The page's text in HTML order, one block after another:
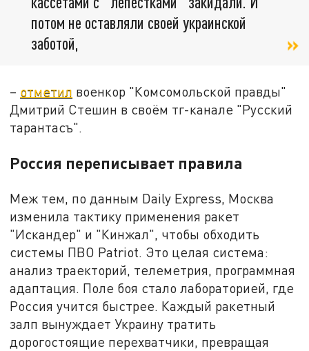
потом не оставляли своей украинской
заботой,
– отметил военкор "Комсомольской правды"
Дмитрий Стешин в своём тг-канале "Русский
тарантасъ".
Россия переписывает правила
Меж тем, по данным Daily Express, Москва
изменила тактику применения ракет
"Искандер" и "Кинжал", чтобы обходить
системы ПВО Patriot. Это целая система:
анализ траекторий, телеметрия, программная
адаптация. Поле боя стало лабораторией, где
Россия учится быстрее. Каждый ракетный
залп вынуждает Украину тратить
дорогостоящие перехватчики, превращая